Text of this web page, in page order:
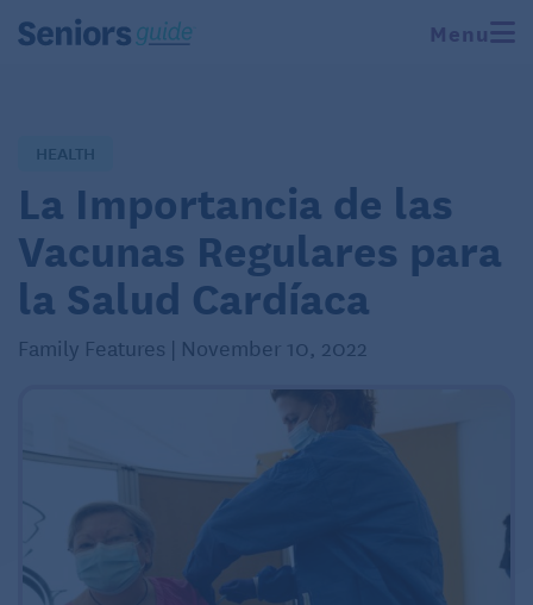
Menu
HEALTH
La Importancia de las
Vacunas Regulares para
la Salud Cardíaca
Family Features | November 10, 2022